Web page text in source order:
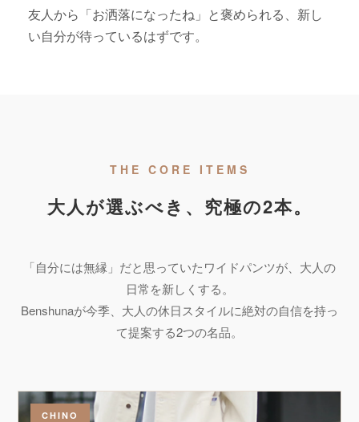
友人から「お洒落になったね」と褒められる、新し
い自分が待っているはずです。
THE CORE ITEMS
大人が選ぶべき、究極の2本。
「自分には無縁」だと思っていたワイドパンツが、大人の
日常を新しくする。
Benshunaが今季、大人の休日スタイルに絶対の自信を持っ
て提案する2つの名品。
CHINO